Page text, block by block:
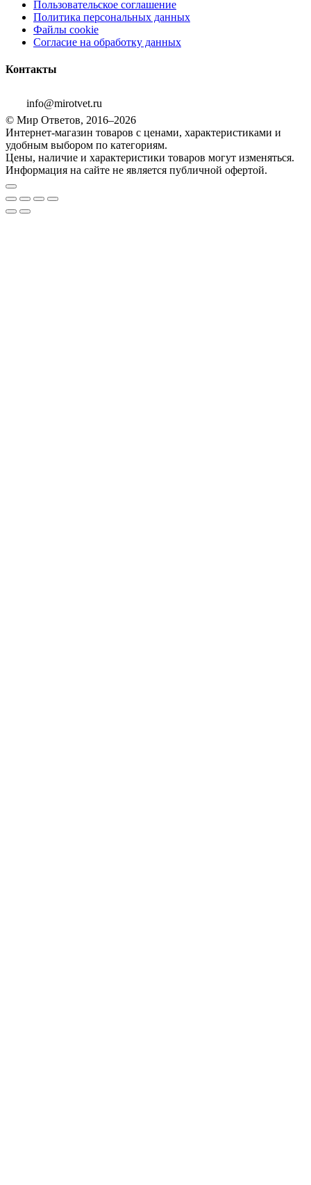
Пользовательское соглашение
Политика персональных данных
Файлы cookie
Согласие на обработку данных
Контакты
info@mirotvet.ru
© Мир Ответов, 2016–2026
Интернет-магазин товаров с ценами, характеристиками и
удобным выбором по категориям.
Цены, наличие и характеристики товаров могут изменяться.
Информация на сайте не является публичной офертой.